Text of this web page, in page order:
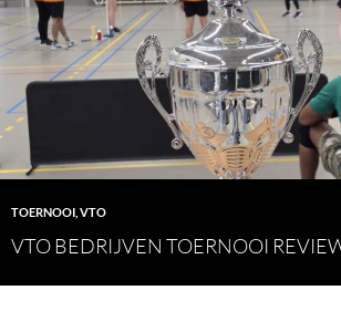
TOERNOOI VTO
VTO BEDRIJVEN TOERNOOI